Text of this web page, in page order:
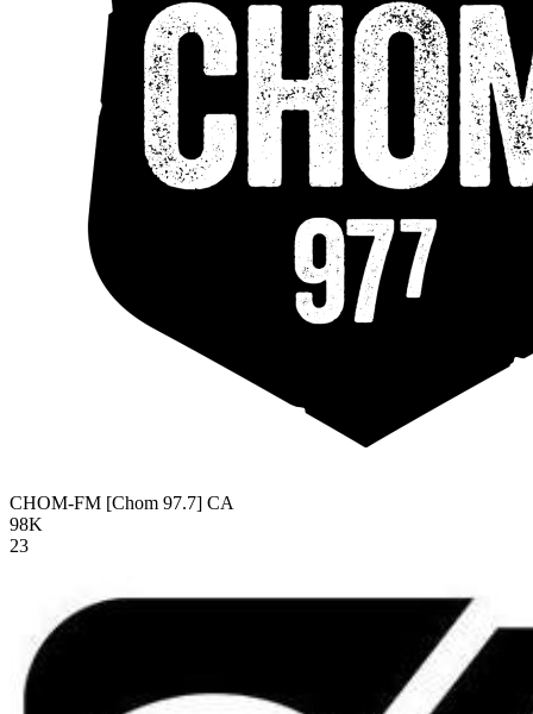
CHOM-FM [Chom 97.7] CA
98K
23